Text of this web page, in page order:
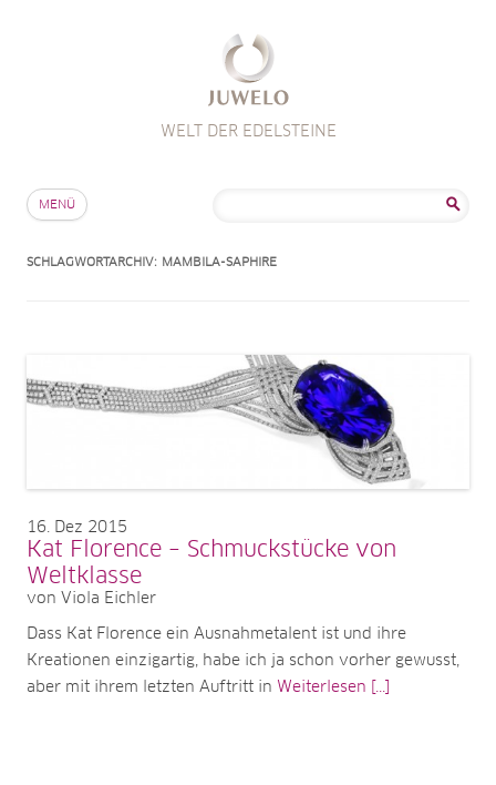
WELT DER EDELSTEINE
MENÜ
SCHLAGWORTARCHIV: MAMBILA-SAPHIRE
16 Dez 2015
Kat Florence – Schmuckstücke von
Weltklasse
von Viola Eichler
Dass Kat Florence ein Ausnahmetalent ist und ihre
Kreationen einzigartig, habe ich ja schon vorher gewusst,
aber mit ihrem letzten Auftritt in Weiterlesen [...]